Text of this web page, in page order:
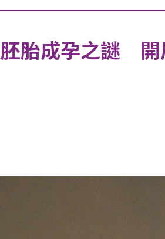
胎成孕之謎 開